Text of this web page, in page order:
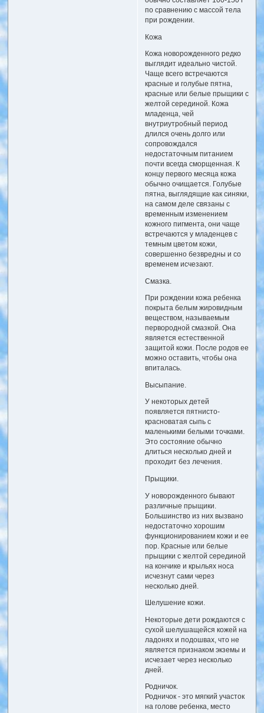
по сравнению с массой тела
при рождении.
Кожа
Кожа новорожденного редко
выглядит идеально чистой.
Чаще всего встречаются
красные и голубые пятна,
красные или белые прыщики с
желтой серединой. Кожа
младенца, чей
внутриутробный период
длился очень долго или
сопровождался
недостаточным питанием
почти всегда сморщенная. К
концу первого месяца кожа
обычно очищается. Голубые
пятна, выглядящие как синяки,
на самом деле связаны с
временным изменением
кожного пигмента, они чаще
встречаются у младенцев с
темным цветом кожи,
совершенно безвредны и со
временем исчезают.
Смазка.
При рождении кожа ребенка
покрыта белым жировидным
веществом, называемым
первородной смазкой. Она
является естественной
защитой кожи. После родов ее
можно оставить, чтобы она
впиталась.
Высыпание.
У некоторых детей
появляется пятнисто-
красноватая сыпь с
маленькими белыми точками.
Это состояние обычно
длиться несколько дней и
проходит без лечения.
Прыщики.
У новорожденного бывают
различные прыщики.
Большинство из них вызвано
недостаточно хорошим
функционированием кожи и ее
пор. Красные или белые
прыщики с желтой серединой
на кончике и крыльях носа
исчезнут сами через
несколько дней.
Шелушение кожи.
Некоторые дети рождаются с
сухой шелушащейся кожей на
ладонях и подошвах, что не
является признаком экземы и
исчезает через несколько
дней.
Родничок.
Родничок - это мягкий участок
на голове ребенка, место